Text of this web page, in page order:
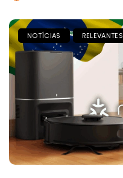
NOTÍCIAS RELEVANTES